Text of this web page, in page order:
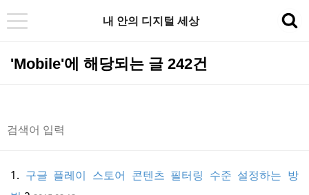
t
g
e
내 안의 디지털 세상
'Mobile'에 해당되는 글 242건
구글 플레이 스토어 콘텐츠 필터링 수준 설정하는 방